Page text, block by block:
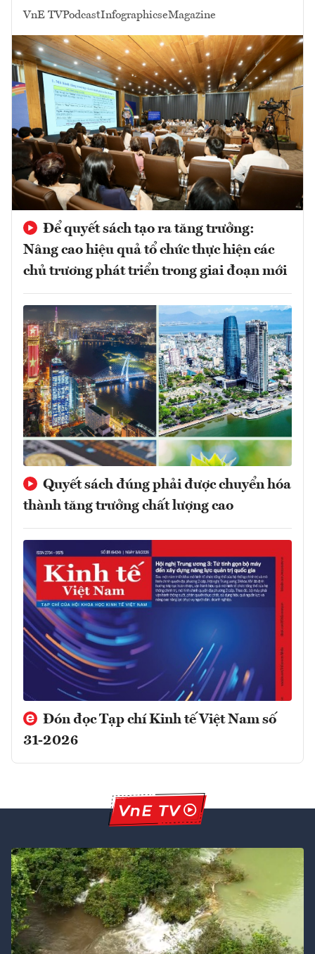
VnE TVPodcastInfographicseMagazine
Để quyết sách tạo ra tăng trưởng:
Nâng cao hiệu quả tổ chức thực hiện các
chủ trương phát triển trong giai đoạn mới
Quyết sách đúng phải được chuyển hóa
thành tăng trưởng chất lượng cao
Đón đọc Tạp chí Kinh tế Việt Nam số
31-2026